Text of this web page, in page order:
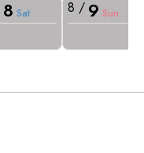
8 Sat 8 / 9 Sun